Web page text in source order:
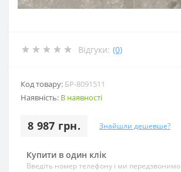
Відгуки: (0)
Код товару: БР-8091511
Наявність: В наявності
8 987 грн. Знайшли дешевше?
Купити в один клік
Введіть номер телефону і ми передзвонимо